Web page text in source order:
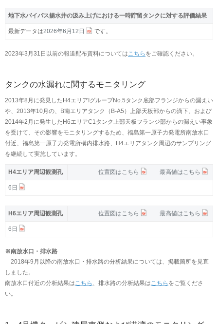
地下水バイパス揚水井の汲み上げにおける一時貯留タンクに対する評価結果
最新データは2026年6月12日 です。
2023年3月31日以前の報道配布資料についてはこちら をご確認ください。
タンクの水漏れに関するモニタリング
2013年8月に発見したH4エリアIグループNo.5タンク底部フランジからの漏えい
や、2013年10月の、B南エリアタンク（B-A5）上部天板部からの滴下、および
2014年2月に発生したH6エリアC1タンク上部天板フランジ部からの漏えい事象
を受けて、その影響をモニタリングするため、福島第一原子力発電所南放水口
付近、福島第一原子力発電所構内排水路、H4エリアタンク周辺のサンプリング
を継続して実施しています。
H4エリア周辺観測孔 位置図はこちら 最高値はこちら
6日
H6エリア周辺観測孔 位置図はこちら 最高値はこちら
6日
※南放水口・排水路
2018年9月以降の南放水口・排水路の分析結果については、掲載箇所を見直
しました。
南放水口付近の分析結果はこちら 、排水路の分析結果はこちら をご覧くださ
い。